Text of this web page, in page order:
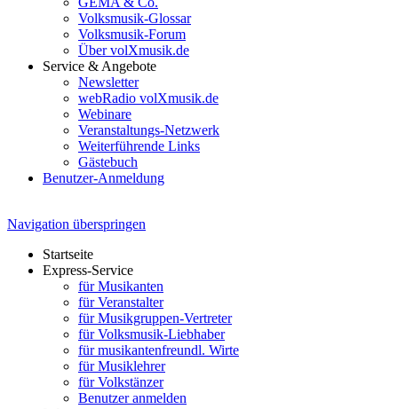
Volksmusik-Glossar
Volksmusik-Forum
Über volXmusik.de
Service & Angebote
Newsletter
webRadio volXmusik.de
Webinare
Veranstaltungs-Netzwerk
Weiterführende Links
Gästebuch
Benutzer-Anmeldung
Navigation überspringen
Startseite
Express-Service
für Musikanten
für Veranstalter
für Musikgruppen-Vertreter
für Volksmusik-Liebhaber
für musikantenfreundl. Wirte
für Musiklehrer
für Volkstänzer
Benutzer anmelden